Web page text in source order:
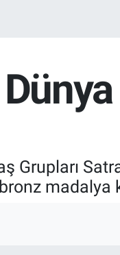
Grupları
madalya